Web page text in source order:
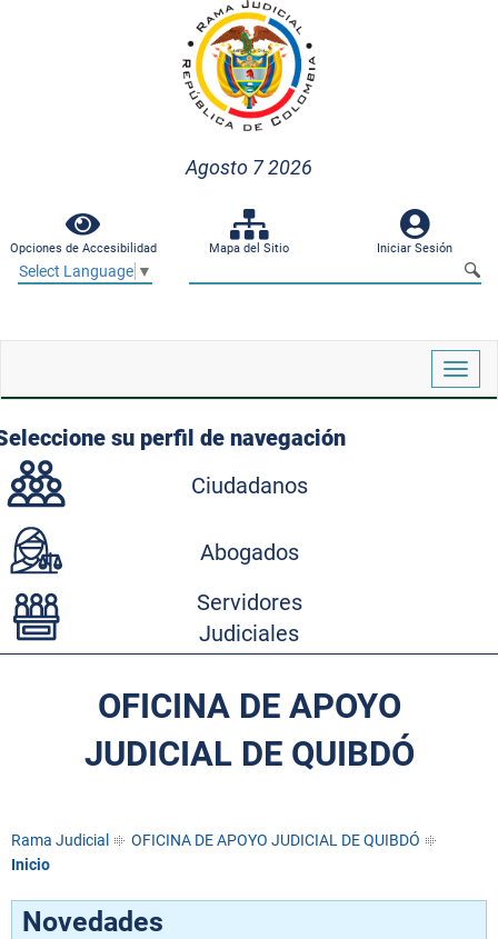
Agosto 7 2026
Opciones de Accesibilidad Mapa del Sitio Iniciar Sesión
Select Language ▼
su perfil de navegación
Ciudadanos
Abogados
Servidores
Judiciales
OFICINA DE APOYO
JUDICIAL DE QUIBDÓ
Rama Judicial
OFICINA DE APOYO JUDICIAL DE QUIBDÓ
Inicio
Novedades